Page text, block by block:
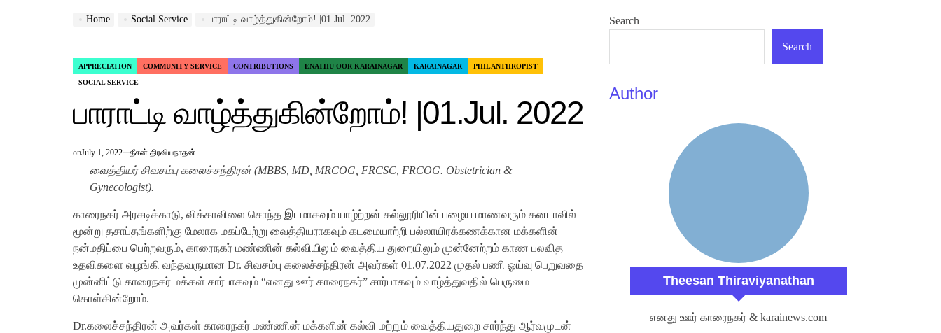
Home Social Service பாராட்டி வாழ்த்துகின்றோம்! |01.Jul. 2022
POSTED
APPRECIATION COMMUNITY SERVICE CONTRIBUTIONS ENATHU OOR KARAINAGAR KARAINAGAR PHILANTHROPIST
SOCIAL SERVICE
பாராட்டி வாழ்த்துகின்றோம்! |01.Jul. 2022
onJuly 1, 2022 தீசன் திரவியநாதன்
வைத்தியர் சிவசம்பு கலைச்சந்திரன் (MBBS, MD, MRCOG, FRCSC, FRCOG. Obstetrician &
Gynecologist).
காரைநகர் அரசடிக்காடு, விக்காவிலை சொந்த இடமாகவும் யாழ்ற்றன் கல்லூரியின் பழைய மாணவரும் கனடாவில்
மூன்று தசாப்தங்களிற்கு மேலாக மகப்பேற்று வைத்தியராகவும் கடமையாற்றி பல்லாயிரக்கணக்கான மக்களின்
நன்மதிப்பை பெற்றவரும், காரைநகர் மண்ணின் கல்வியிலும் வைத்திய துறையிலும் முன்னேற்றம் காண பலவித
உதவிகளை வழங்கி வந்தவருமான Dr. சிவசம்பு கலைச்சந்திரன் அவர்கள் 01.07.2022 முதல் பணி ஓய்வு பெறுவதை
முன்னிட்டு காரைநகர் மக்கள் சார்பாகவும் “எனது ஊர் காரைநகர்” சார்பாகவும் வாழ்த்துவதில் பெருமை
கொள்கின்றோம்.
Dr.கலைச்சந்திரன் அவர்கள் காரைநகர் மண்ணின் மக்களின் கல்வி மற்றும் வைத்தியதுறை சார்ந்து ஆர்வமுடன்
Search
Search
Author
Theesan Thiraviyanathan
எனது ஊர் காரைநகர் & karainews.com